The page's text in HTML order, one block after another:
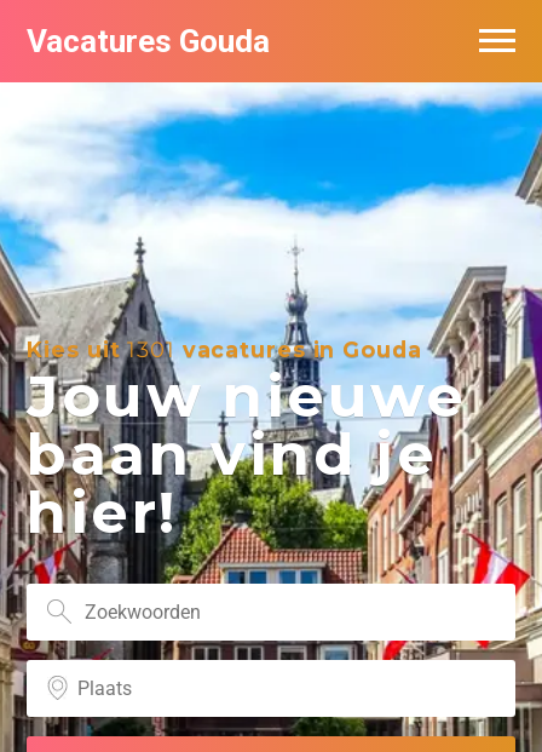
Vacatures Gouda
Kies uit1301vacatures in Gouda
Jouw nieuwe
baan vind je
hier!
Vacatures per bedrijf in Gouda
De populairste vacatures in Gouda